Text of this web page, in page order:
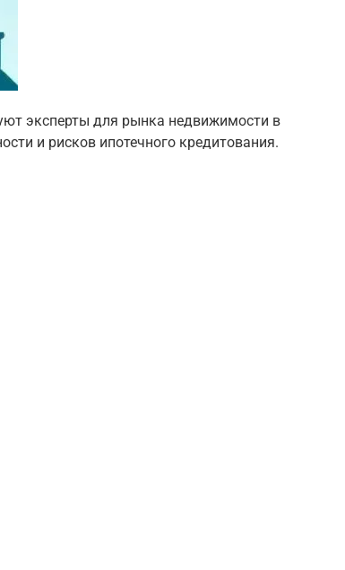
эксперты для рынка недвижимости в
и рисков ипотечного кредитования.